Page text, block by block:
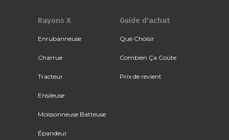
Rayons X
Enrubanneuse
Charrue
Tracteur
Ensileuse
Moissonneuse Batteuse
Épandeur
Guide d'achat
Que Choisir
Combien Ça Coûte
Prix de revient